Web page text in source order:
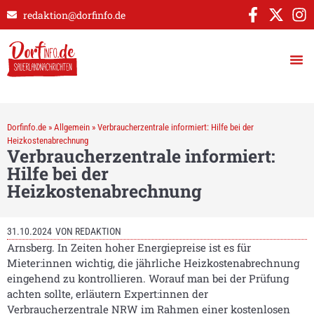
redaktion@dorfinfo.de
Dorfinfo.de » Allgemein » Verbraucherzentrale informiert: Hilfe bei der
Heizkostenabrechnung
Verbraucherzentrale informiert:
Hilfe bei der
Heizkostenabrechnung
31.10.2024 VON REDAKTION
Arnsberg. In Zeiten hoher Energiepreise ist es für
Mieter:innen wichtig, die jährliche Heizkostenabrechnung
eingehend zu kontrollieren. Worauf man bei der Prüfung
achten sollte, erläutern Expert:innen der
Verbraucherzentrale NRW im Rahmen einer kostenlosen